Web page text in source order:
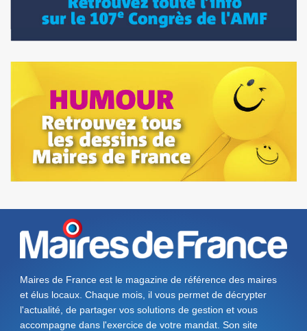
Maires de France est le magazine de référence des maires
et élus locaux. Chaque mois, il vous permet de décrypter
l'actualité, de partager vos solutions de gestion et vous
accompagne dans l'exercice de votre mandat. Son site